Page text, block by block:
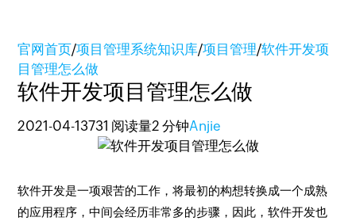
官网首页/项目管理系统知识库/项目管理/软件开发项
目管理怎么做
软件开发项目管理怎么做
2021-04-13731 阅读量2 分钟Anjie
软件开发是一项艰苦的工作，将最初的构想转换成一个成熟
的应用程序，中间会经历非常多的步骤，因此，软件开发也